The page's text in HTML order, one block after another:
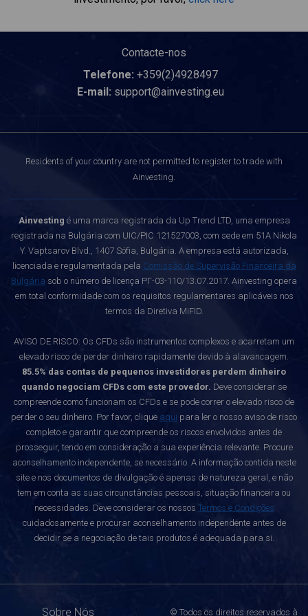
Contacte-nos
Telefone: +359(2)4928497
E-mail: support@ainvesting.eu
Residents of your country are not permitted to register to trade with
Ainvesting.
Ainvesting é uma marca registrada da Up Trend LTD, uma empresa
registrada na Bulgária com UIC/PIC 121527003, com sede em 51A Nikola
Y. Vaptsarov Blvd., 1407 Sófia, Bulgária. A empresa está autorizada,
licenciada e regulamentada pela Comissão de Supervisão Financeira da
Bulgária sob o número de licença РГ-03-110/13.07.2017. Ainvesting opera
em total conformidade com os requisitos regulamentares aplicáveis nos
termos da Diretiva MiFID.
AVISO DE RISCO: Os CFDs são instrumentos complexos e acarretam um
elevado risco de perder dinheiro rapidamente devido à alavancagem.
85.5% das contas de pequenos investidores perdem dinheiro
quando negociam CFDs com este provedor. Deve considerar se
compreende como funcionam os CFDs e se pode correr o elevado risco de
perder o seu dinheiro. Por favor, clique aqui para ler o nosso aviso de risco
completo e garantir que compreende os riscos envolvidos antes de
prosseguir, tendo em consideração a sua experiência relevante. Procure
aconselhamento independente, se necessário. A informação contida neste
site e nos documentos de divulgação é apenas de natureza geral, e não
tem em conta as suas circunstâncias pessoais, situação financeira ou
necessidades. Deve considerar os nossos Termos e Condições
cuidadosamente e procurar aconselhamento independente antes de
decidir se a negociação de tais produtos é adequada para si.
Sobre Nós © Todos os direitos reservados à